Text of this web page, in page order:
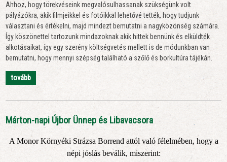
Ahhoz, hogy törekvéseink megvalósulhassanak szükségünk volt
pályázókra, akik filmjeikkel és fotóikkal lehetővé tették, hogy tudjunk
választani és értékelni, majd mindezt bemutatni a nagyközönség számára.
Így köszönettel tartozunk mindazoknak akik hittek bennünk és elküldték
alkotásaikat, így egy szerény költségvetés mellett is de módunkban van
bemutatni, hogy mennyi szépség található a szőlő és borkultúra tájékán.
tovább
Márton-napi Újbor Ünnep és Libavacsora
A Monor Környéki Strázsa Borrend attól való félelmében, hogy a
népi jóslás beválik, miszerint: